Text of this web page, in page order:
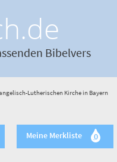
Bibelvers
Lutherischen Kirche in Bayern
Meine Merkliste 0